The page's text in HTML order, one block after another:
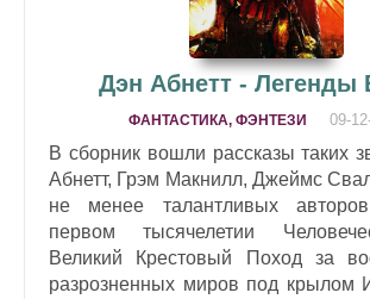
Дэн Абнетт - Легенды
ФАНТАСТИКА, ФЭНТЕЗИ 09-
В сборник вошли рассказы таких
Абнетт, Грэм Макнилл, Джеймс
не менее талантливых
первом тысячелетии
Великий Крестовый Поход за
разрозненных миров под крылом